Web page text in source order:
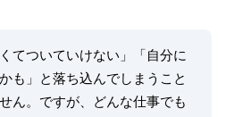
てついていけない」「自分に
も」と落ち込んでしまうこと
ん。ですが、どんな仕事でも